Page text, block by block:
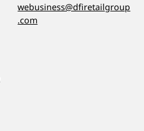
webusiness@dfiretailgroup
.com